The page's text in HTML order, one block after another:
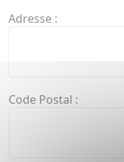
Adresse :
Code Postal :